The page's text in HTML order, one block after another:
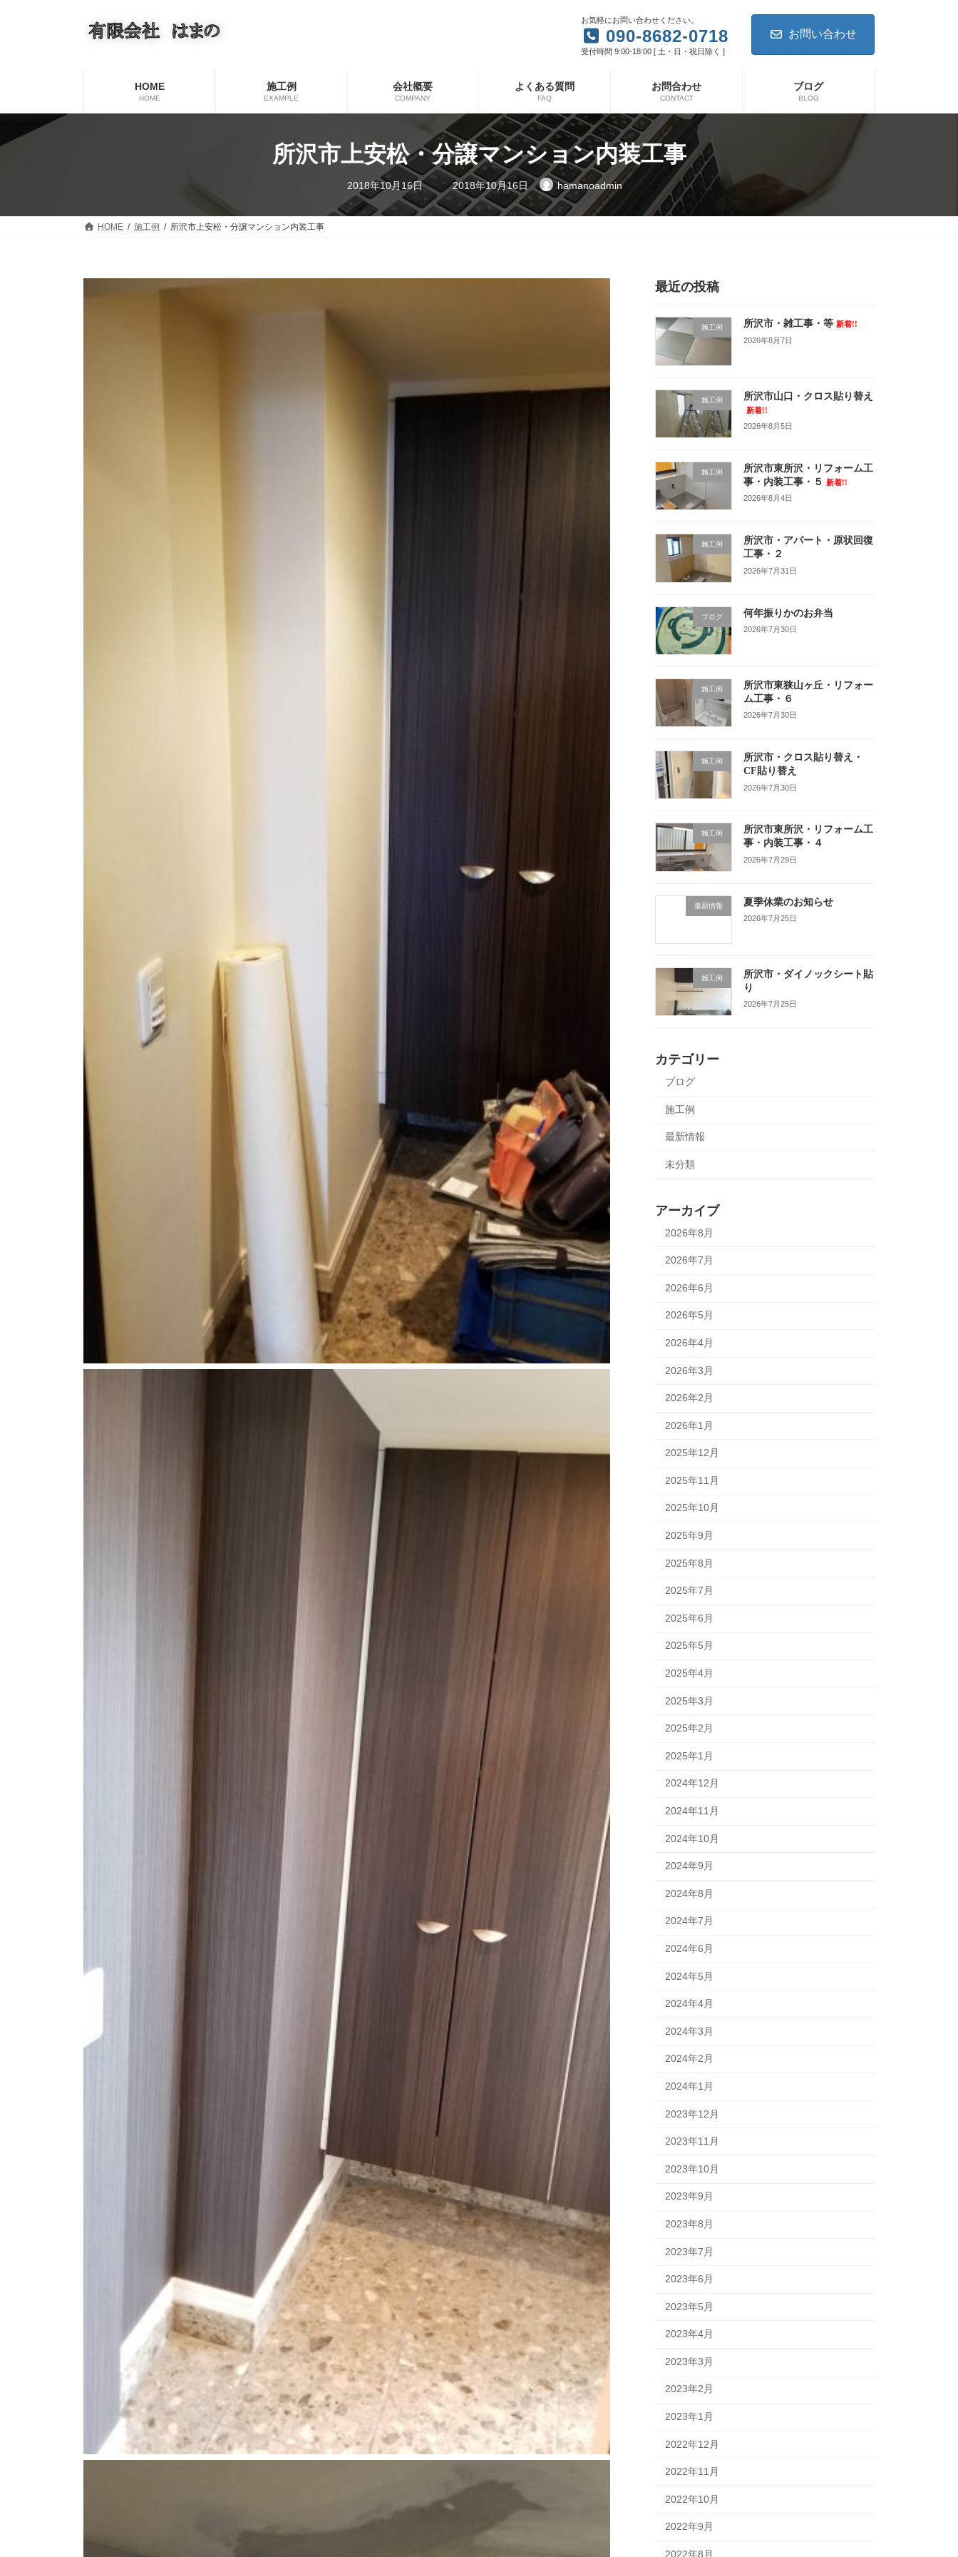
キ
プ
に
動
お気軽にお問い合わせください。
090-8682-0718
受付時間 9:00-18:00 [ 土・日・祝日除く ]
お問い合わせ
HOME
HOME
施工例
EXAMPLE
会社概要
COMPANY
よくある質問
FAQ
お問合わせ
CONTACT
ブログ
BLOG
所沢市上安松・分譲マンション内装工事
2018年10月16日
最
終
新
日
2018年10月16日 hamanoadmin
HOME 施工例 所沢市上安松・分譲マンション内装工事
最近の投稿
施工例 所沢市・雑工事・等 新着!!
2026年8月7日
施工例 所沢市山口・クロス貼り替え
新着!!
2026年8月5日
施工例
所沢市東所沢・リフォーム工
事・内装工事・５
新着!!
2026年8月4日
施工例
所沢市・アパート・原状回復
工事・２
2026年7月31日
ブログ 何年振りかのお弁当
2026年7月30日
施工例
所沢市東狭山ヶ丘・リフォー
ム工事・６
2026年7月30日
施工例
所沢市・クロス貼り替え・
CF貼り替え
2026年7月30日
施工例
所沢市東所沢・リフォーム工
事・内装工事・４
2026年7月29日
最新情報 夏季休業のお知らせ
2026年7月25日
施工例
所沢市・ダイノックシート貼
り
2026年7月25日
カテゴリー
ブログ
施工例
最新情報
未分類
アーカイブ
2026年8月
2026年7月
2026年6月
2026年5月
2026年4月
2026年3月
2026年2月
2026年1月
2025年12月
2025年11月
2025年10月
2025年9月
2025年8月
2025年7月
2025年6月
2025年5月
2025年4月
2025年3月
2025年2月
2025年1月
2024年12月
2024年11月
2024年10月
2024年9月
2024年8月
2024年7月
2024年6月
2024年5月
2024年4月
2024年3月
2024年2月
2024年1月
2023年12月
2023年11月
2023年10月
2023年9月
2023年8月
2023年7月
2023年6月
2023年5月
2023年4月
2023年3月
2023年2月
2023年1月
2022年12月
2022年11月
2022年10月
2022年9月
2022年8月